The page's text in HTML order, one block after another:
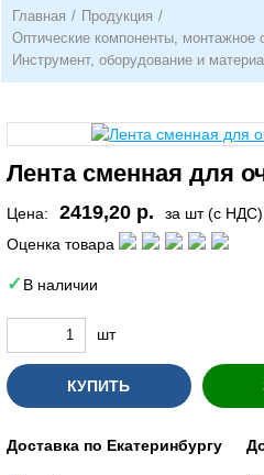
Главная / Продукция /
Оптические компоненты,
Инструмент, оборудование и
Лента сменная для
Цена: 2419,20 р.
за шт (с НДС)
Оценка товара
В наличии
шт
КУПИТЬ
Доставка по Екатеринбургу